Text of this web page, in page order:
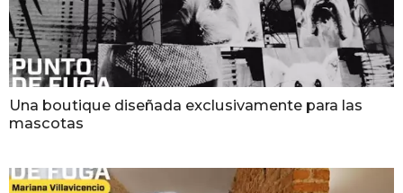
Una boutique diseñada exclusivamente para las
mascotas